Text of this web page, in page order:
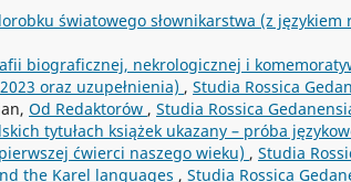
światowego słownikarstwa (z językiem
biograficznej, nekrologicznej i
oraz uzupełnienia) , Studia Rossica
Od Redaktorów , Studia Rossica
tytułach książek ukazany – próba
ćwierci naszego wieku) , Studia
the Karel languages , Studia Rossica